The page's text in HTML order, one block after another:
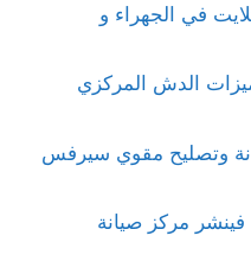
في الجهراء و
الدش المركزي
وتصليح مقوي سيرفس
فينشر مركز صيانة